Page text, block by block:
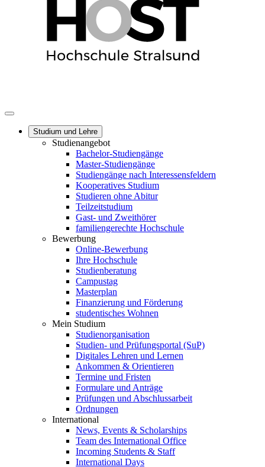
Studium und Lehre
Studienangebot
Bachelor-Studiengänge
Master-Studiengänge
Studiengänge nach Interessensfeldern
Kooperatives Studium
Studieren ohne Abitur
Teilzeitstudium
Gast- und Zweithörer
familiengerechte Hochschule
Bewerbung
Online-Bewerbung
Ihre Hochschule
Studienberatung
Campustag
Masterplan
Finanzierung und Förderung
studentisches Wohnen
Mein Studium
Studienorganisation
Studien- und Prüfungsportal (SuP)
Digitales Lehren und Lernen
Ankommen & Orientieren
Termine und Fristen
Formulare und Anträge
Prüfungen und Abschlussarbeit
Ordnungen
International
News, Events & Scholarships
Team des International Office
Incoming Students & Staff
International Days